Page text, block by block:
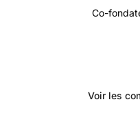
Co-
Voir les